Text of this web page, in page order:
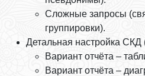
Сложные запросы
группировки).
Детальная настройка СКД
Вариант отчёта –
Вариант отчёта –